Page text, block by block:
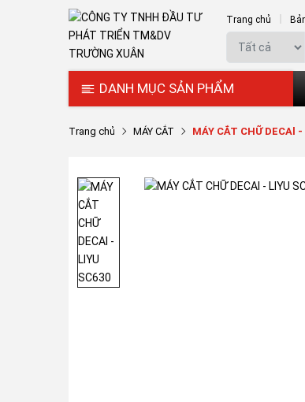
Trang chủ
DANH MỤC SẢN PHẨM
Trang chủ MÁY CẮT MÁY CẮT CHỮ DECAl -